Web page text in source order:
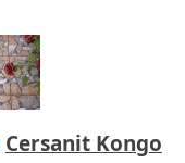
Cersanit Kongo